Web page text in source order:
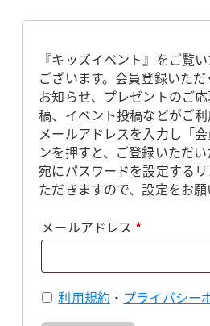
『キッズイベント』をご覧
ございます。会員登録いた
お知らせ、プレゼントのご
稿、イベント投稿などがご利
メールアドレスを入力し「
ンを押すと、ご登録いただ
宛にパスワードを設定する
ただきますので、設定をお願
メールアドレス *必
利用規約 ・ プライバシー